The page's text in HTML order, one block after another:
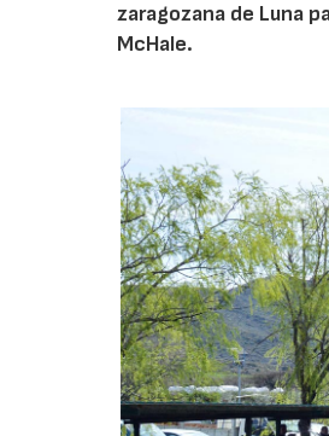
zaragozana de Luna
McHale.